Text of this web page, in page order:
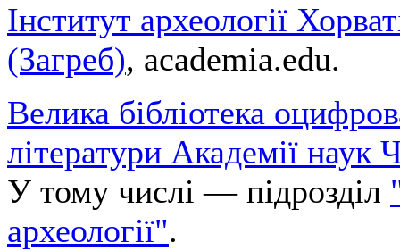
Інститут археології
(Загреб), academia.edu.
Велика бібліотека
літератури Академії наук
У тому числі — підрозділ
археології".